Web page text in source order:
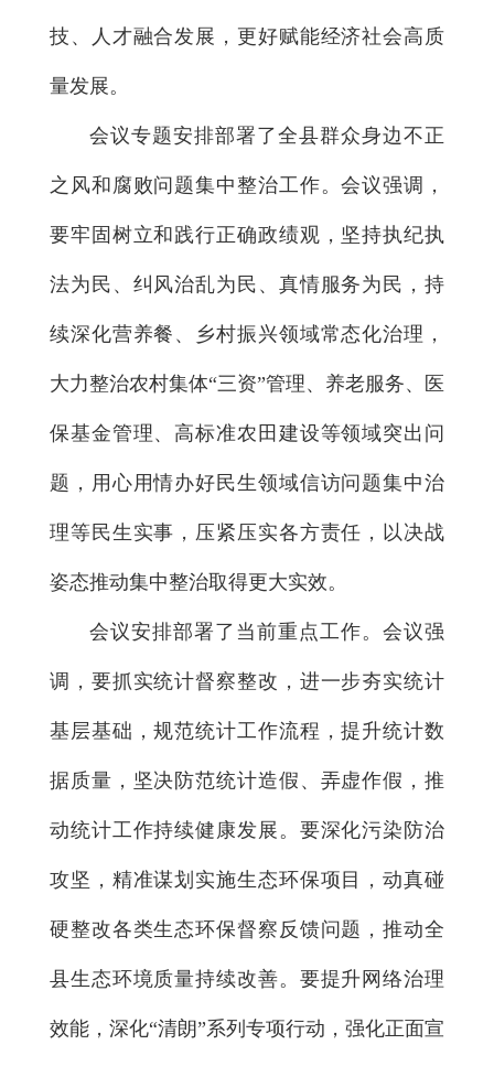
技、人才融合发展，更好赋能经济社会高质
量发展。
会议专题安排部署了全县群众身边不正
之风和腐败问题集中整治工作。会议强调，
要牢固树立和践行正确政绩观，坚持执纪执
法为民、纠风治乱为民、真情服务为民，持
续深化营养餐、乡村振兴领域常态化治理，
大力整治农村集体“三资”管理、养老服务、医
保基金管理、高标准农田建设等领域突出问
题，用心用情办好民生领域信访问题集中治
理等民生实事，压紧压实各方责任，以决战
姿态推动集中整治取得更大实效。
会议安排部署了当前重点工作。会议强
调，要抓实统计督察整改，进一步夯实统计
基层基础，规范统计工作流程，提升统计数
据质量，坚决防范统计造假、弄虚作假，推
动统计工作持续健康发展。要深化污染防治
攻坚，精准谋划实施生态环保项目，动真碰
硬整改各类生态环保督察反馈问题，推动全
县生态环境质量持续改善。要提升网络治理
效能，深化“清朗”系列专项行动，强化正面宣